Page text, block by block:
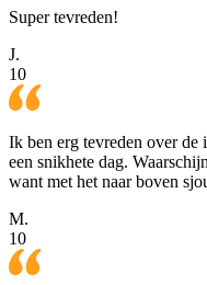
Super tevreden!
J.
10
Ik ben erg tevreden over de
een snikhete dag.
want met het naar boven
M.
10